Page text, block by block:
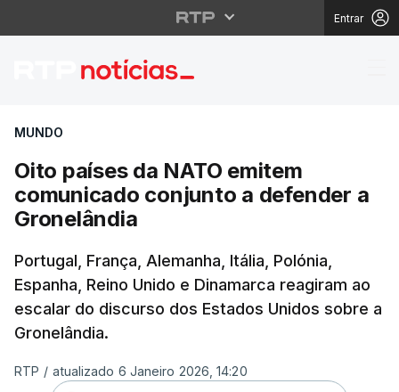
Entrar
Oito países da NATO
MUNDO
Oito países da NATO emitem
comunicado conjunto a defender a
Gronelândia
Portugal, França, Alemanha, Itália, Polónia,
Espanha, Reino Unido e Dinamarca reagiram ao
escalar do discurso dos Estados Unidos sobre a
Gronelândia.
RTP / atualizado 6 Janeiro 2026, 14:20